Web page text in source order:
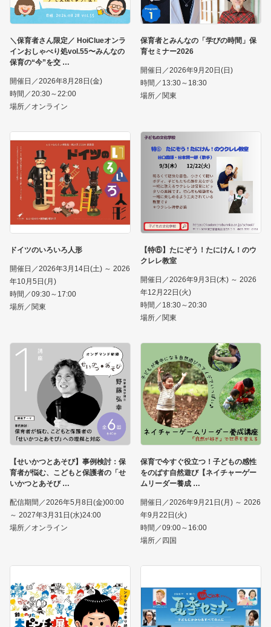
＼保育者さん限定／ HoiClueオンラ
インおしゃべり処vol.55〜みんなの
保育の“今”を交
開催日／2026年8月28日(金)
時間／20:30～22:00
場所／オンライン
保育者とみんなの「学びの時間」保
育セミナー2026
開催日／2026年9月20日(日)
時間／13:30～18:30
場所／関東
ドイツのいろいろ人形
開催日／2026年3月14日(土) ～ 2026
年10月5日(月)
時間／09:30～17:00
場所／関東
【特⑥】たにぞう！たにけん！のウ
クレレ教室
開催日／2026年9月3日(木) ～ 2026
年12月22日(火)
時間／18:30～20:30
場所／関東
【せいかつとあそび】事例検討：保
育者が悩む、こどもと保護者の「せ
いかつとあそび
配信期間／2026年5月8日(金)00:00
～ 2027年3月31日(水)24:00
場所／オンライン
保育で今すぐ役立つ！子どもの感性
をのばす自然遊び【ネイチャーゲー
ムリーダー養成
開催日／2026年9月21日(月) ～ 2026
年9月22日(火)
時間／09:00～16:00
場所／四国